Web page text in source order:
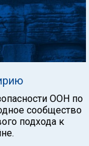
ООН по
сообщество
подхода к